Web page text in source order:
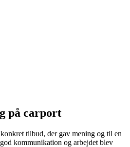
på carport
tilbud, der gav mening og til en
kommunikation og arbejdet blev